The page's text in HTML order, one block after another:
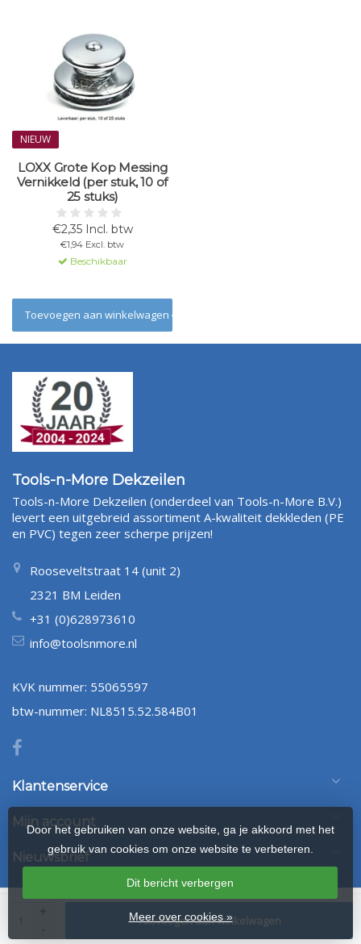
Toevoegen aan winkelwagen
NIEUW
LOXX Grote Kop Messing
Vernikkeld (per stuk, 10 of
25 stuks)
€2,35 Incl. btw
€1,94 Excl. btw
Beschikbaar
Toevoegen aan winkelwagen
Tools-n-More Dekzeilen
Tools-n-More Dekzeilen (onderdeel van Tools-n-More B.V.)
levert een uitgebreid assortiment A-kwaliteit dekkleden (PE
en PVC) tegen zeer scherpe prijzen!
Rooseveltstraat 14 (unit 2)
2321 BM Leiden
+31 (0)628973610
info@toolsnmore.nl
KVK nummer: 55065597
btw-nummer: NL8515.52.584B01
Klantenservice
Mijn account
Nieuwsbrief
Door het gebruiken van onze website, ga je akkoord met het
gebruik van cookies om onze website te verbeteren.
Dit bericht verbergen
Meer over cookies »
service.nl- Design by Frontlabel